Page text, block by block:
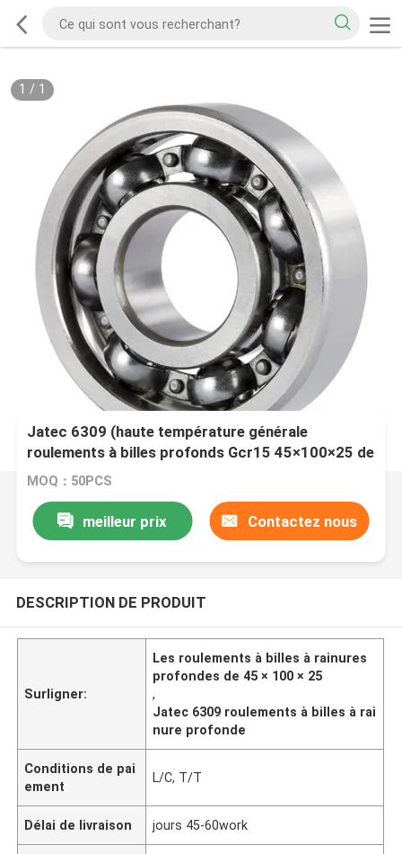
1 / 1
Jatec 6309 (haute température générale
roulements à billes profonds Gcr15 45×100×25 de
cannelure de moteur)
MOQ：50PCS
meilleur prix Contactez nous
DESCRIPTION DE PRODUIT
Surligner:
Les roulements à billes à rainures
profondes de 45 × 100 × 25
,
Jatec 6309 roulements à billes à rai
nure profonde
Conditions de pai
ement
L/C, T/T
Délai de livraison jours 45-60work